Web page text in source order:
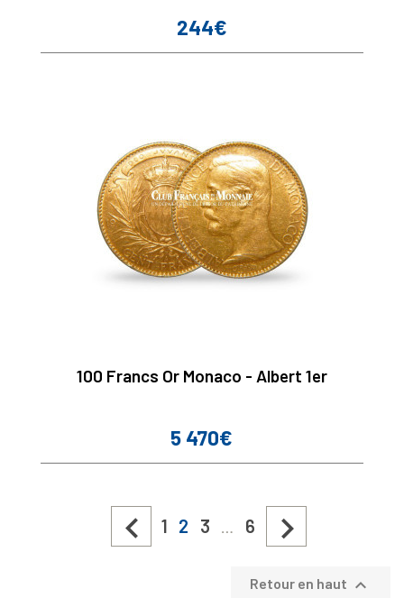
Prix
244€
100 Francs Or Monaco - Albert 1er
Prix
5 470€
 1 2 3 … 6 
Retour en haut 